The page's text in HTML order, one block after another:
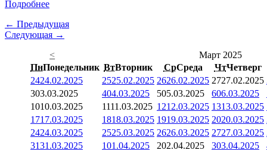
Подробнее
← Предыдущая
Следующая →
<
Март 2025
ПнПонедельник ВтВторник СрСреда ЧтЧетверг
2424.02.2025 2525.02.2025 2626.02.2025 2727.02.2025
303.03.2025 404.03.2025 505.03.2025 606.03.2025
1010.03.2025 1111.03.2025 1212.03.2025 1313.03.2025
1717.03.2025 1818.03.2025 1919.03.2025 2020.03.2025
2424.03.2025 2525.03.2025 2626.03.2025 2727.03.2025
3131.03.2025 101.04.2025 202.04.2025 303.04.2025